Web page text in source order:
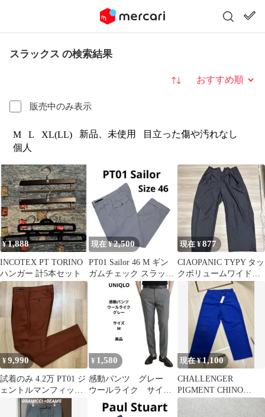
スラックス の検索結果
販売中のみ表示
並び替え
M L XL(LL) 新品、未使用
目立った傷や汚れなし
個人
¥1,888
INCOTEX PT TORINO
ハンガー 計5本セット
現在 ¥2,500
PT01 Sailor 46 M ギン
ガムチェック スラック
ス ストレッチ 美品
現在 ¥877
CIAOPANIC TYPY タッ
クボリュームワイドス
ラックスグレー
¥9,990
試着のみ 4.2万 PT01 ジ
ェントルマンフィット
44 テラコッタ S位
¥ 1,580
感動パンツ グレー
ウールライク サイズ
M メンズスラックス
現在 ¥1,100
CHALLENGER
PIGMENT CHINO
TROUSER (BLUE)